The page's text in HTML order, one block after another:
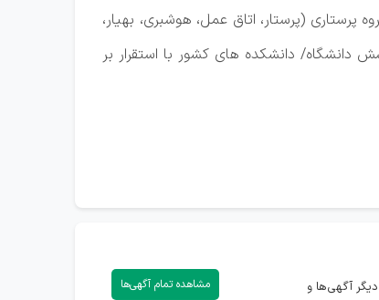
(پرستار، اتاق عمل، هوشبری، بهیار،
دانشکده های کشور با استقرار بر
آگهی‌ها و
مشاهده تمام آگهی‌ها